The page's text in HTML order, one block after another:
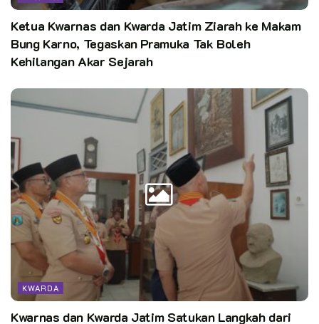
Editor: Pusdatin Kwarnas/harry
Kata Kunci:
SESJEN KWARNAS KUNJUNGI KWARDA LAMPUNG
Ketua Kwarnas dan Kwarda Jatim Ziarah ke Makam
Bung Karno, Tegaskan Pramuka Tak Boleh
Kehilangan Akar Sejarah
KWARDA
Kwarnas dan Kwarda Jatim Satukan Langkah dari